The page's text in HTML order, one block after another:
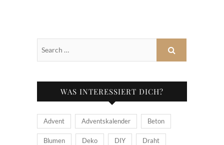
WAS INTERESSIERT DICH?
Advent Adventskalender Beton
Blumen Deko DIY Draht